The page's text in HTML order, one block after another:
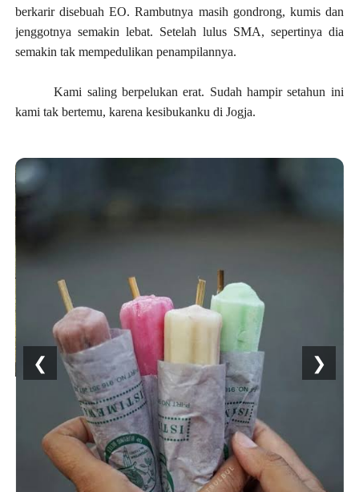
berkarir disebuah EO. Rambutnya masih gondrong, kumis dan
jenggotnya semakin lebat. Setelah lulus SMA, sepertinya dia
semakin tak mempedulikan penampilannya.
Kami saling berpelukan erat. Sudah hampir setahun ini
kami tak bertemu, karena kesibukanku di Jogja.
❮ ❯